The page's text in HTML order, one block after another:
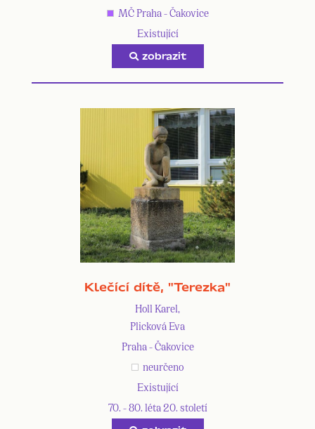
MČ Praha - Čakovice
Existující
zobrazit
Klečící dítě, "Terezka"
Holl Karel,
Plicková Eva
Praha - Čakovice
neurčeno
Existující
70. - 80. léta 20. století